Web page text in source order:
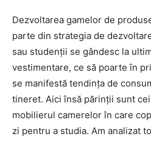
Dezvoltarea gamelor de
parte din strategia de
sau studenții se gândesc la
vestimentare, ce să poarte în
se manifestă tendinţa de
tineret. Aici însă părinții sunt
mobilierul camerelor în care
zi pentru a studia. Am analizat